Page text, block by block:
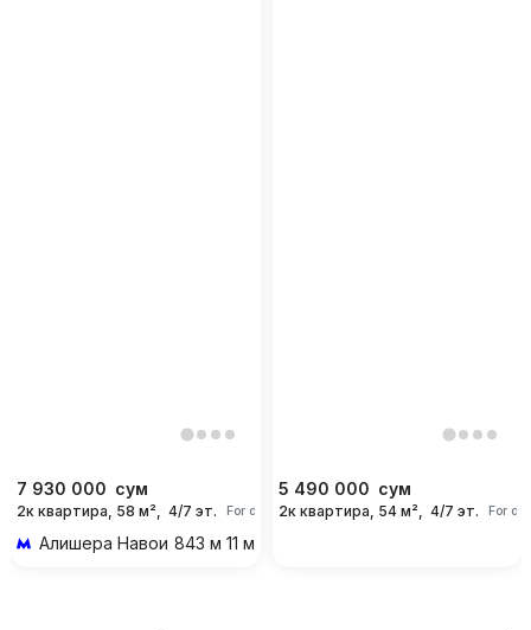
7 930 000 сум
2к квартира, 58 м², 4/7 эт. For days
Алишера Навои 843 м 11 мин пешком
5 490 000 сум
2к квартира, 54 м², 4/7 эт. For